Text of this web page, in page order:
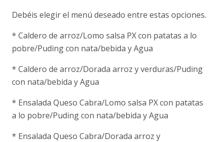
Debéis elegir el menú deseado entre estas opciones.
* Caldero de arroz/Lomo salsa PX con patatas a lo
pobre/Puding con nata/bebida y Agua
* Caldero de arroz/Dorada arroz y verduras/Puding
con nata/bebida y Agua
* Ensalada Queso Cabra/Lomo salsa PX con patatas
a lo pobre/Puding con nata/bebida y Agua
* Ensalada Queso Cabra/Dorada arroz y